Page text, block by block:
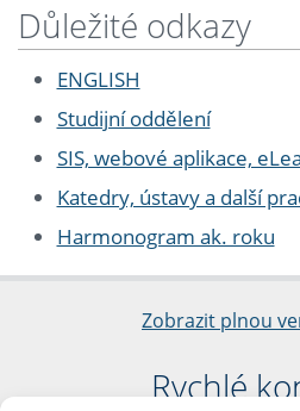
Důležité odkazy
ENGLISH
Studijní oddělení
SIS, webové aplikace,
Katedry, ústavy a další
Harmonogram ak. roku
Zobrazit plnou
Rychlé